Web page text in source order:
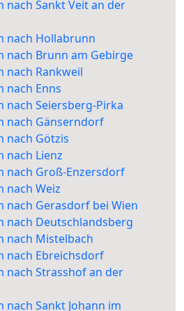
nach Sankt Veit an der
nach Hollabrunn
nach Brunn am Gebirge
nach Rankweil
nach Enns
nach Seiersberg-Pirka
nach Gänserndorf
nach Götzis
nach Lienz
nach Groß-Enzersdorf
nach Weiz
nach Gerasdorf bei Wien
nach Deutschlandsberg
nach Mistelbach
nach Ebreichsdorf
nach Strasshof an der
nach Sankt Johann im